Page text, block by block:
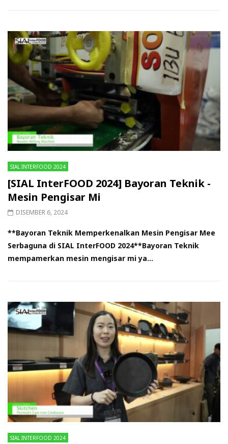
SIAL INTERFOOD 2024
[SIAL InterFOOD 2024] Bayoran Teknik -
Mesin Pengisar Mi
DISEMBER 6, 2024
**Bayoran Teknik Memperkenalkan Mesin Pengisar Mee
Serbaguna di SIAL InterFOOD 2024**Bayoran Teknik
mempamerkan mesin mengisar mi ya...
SIAL INTERFOOD 2024